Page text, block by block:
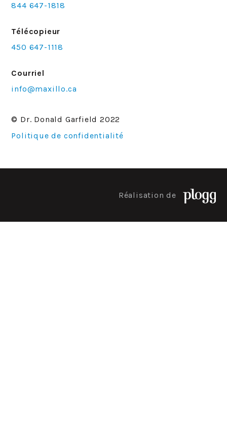
844 647-1818
Télécopieur
450 647-1118
Courriel
info@maxillo.ca
© Dr. Donald Garfield 2022
Politique de confidentialité
Réalisation de